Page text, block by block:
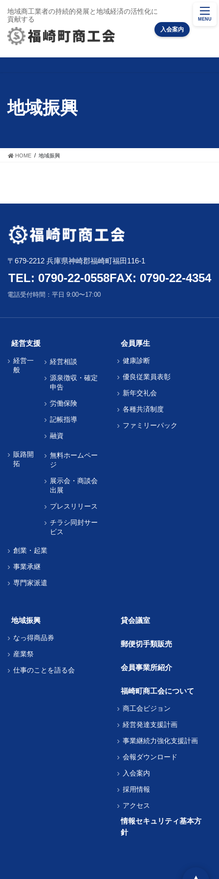
地域商工業者の持続的発展と地域経済の活性化に
貢献する
入会案内
地域振興
HOME 地域振興
〒679-2212 兵庫県神崎郡福崎町福田116-1
TEL: 0790-22-0558FAX: 0790-22-4354
電話受付時間：平日 9:00〜17:00
経営支援
経営一
般
経営相談
源泉徴収・確定
申告
労働保険
記帳指導
融資
販路開
拓
無料ホームペー
ジ
展示会・商談会
出展
プレスリリース
チラシ同封サー
ビス
創業・起業
事業承継
専門家派遣
会員厚生
健康診断
優良従業員表彰
新年交礼会
各種共済制度
ファミリーパック
地域振興
なっ得商品券
産業祭
仕事のことを語る会
貸会議室
郵便切手類販売
会員事業所紹介
福崎町商工会について
商工会ビジョン
経営発達支援計画
事業継続力強化支援計画
会報ダウンロード
入会案内
採用情報
アクセス
情報セキュリティ基本方
針
MENU